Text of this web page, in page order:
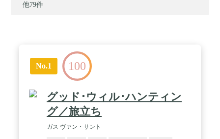
他79件
No.1 100
グッド･ウィル･ハンティン
グ／旅立ち
ガス ヴァン・サント